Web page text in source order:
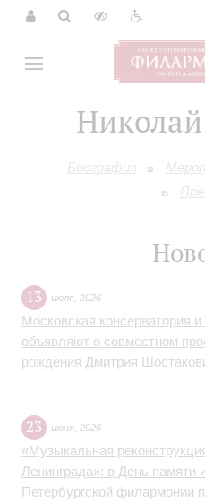
Биография
13 июля 2026
Московская консерватория
объявляют о совместном
рождения Дмитрия
23 июня 2026
«Музыкальная
Ленинграда»: в День
Петербургской филармонии